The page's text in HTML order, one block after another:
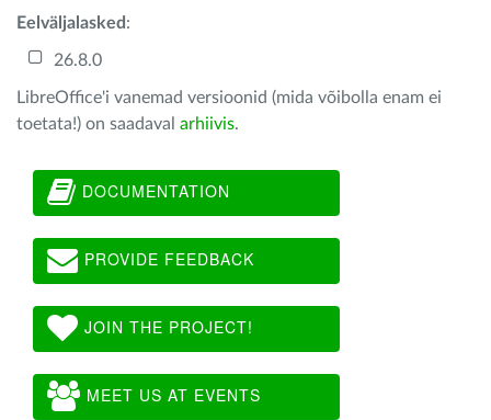
Eelväljalasked :
26.8.0
LibreOffice'i vanemad versioonid (mida võibolla enam ei
toetata!) on saadaval arhiivis.
DOCUMENTATION
PROVIDE FEEDBACK
JOIN THE PROJECT!
MEET US AT EVENTS